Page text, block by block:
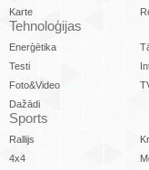
Karte
Tehnoloģijas
Enerģētika
Testi
Foto&Video
Dažādi
Sports
Rallijs
4x4